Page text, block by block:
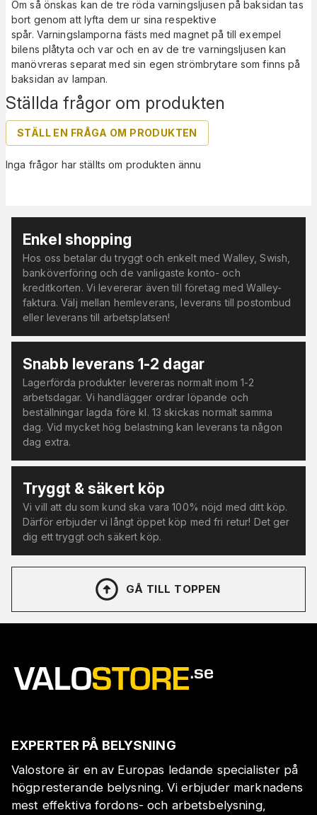
Ställda frågor om produkten
STÄLL EN FRÅGA OM PRODUKTEN
Inga frågor har ställts om produkten ännu
Om så önskas kan de tre röda varningsljusen på baksidan tas
bort genom att lyfta dem ur sina respektive
spår. Varningslamporna fästs med magnet på till exempel
bilens plåtyta och var och en av de tre varningsljusen kan
manövreras separat med sin egen strömbrytare som finns på
baksidan av lampan.
Enkel shopping
Hos oss betalar du tryggt och enkelt med Walley, Swish,
banköverföring och de vanligaste konto- och
kreditkorten. Vi levererar även till företag med Walley-
faktura. Välj mellan hemleverans, leverans till postombud
eller leverans till arbetsplatsen!
Snabb leverans 1-2 dagar
Lagerförda produkter levereras normalt inom 1-2
arbetsdagar. Vi handlägger ordrar löpande och
beställningar lagda före kl. 13 skickas normalt samma
dag. Vid mycket hög belastning kan leverans ta någon
dag extra.
Tryggt & säkert köp
Vi vill att du som kund ska vara 100% nöjd med ditt köp.
Därför erbjuder vi långt öppet köp med fri retur! Det ger
dig ett tryggt och säkert köp.
GÅ TILL TOPPEN
EXPERTER PÅ BELYSNING
Valostore är en av Europas ledande specialister på
högpresterande belysning. Vi erbjuder marknadens
mest effektiva fordons- och arbetsbelysning,